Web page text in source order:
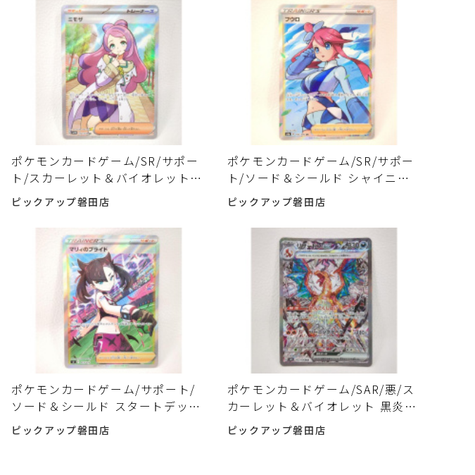
ポケモンカードゲーム/SR/サポー
ト/スカーレット＆バイオレット
バイオレットex 100/078[SR]:ミ
モザ 入荷しました♪
ピックアップ磐田店
ポケモンカードゲーム/SR/サポー
ト/ソード＆シールド シャイニー
スターV 195/190[SR]:フウロ 入
荷しました♪
ピックアップ磐田店
ポケモンカードゲーム/サポート/
ソード＆シールド スタートデッキ
100 419/414:マリィのプライド
入荷しました♪
ピックアップ磐田店
ポケモンカードゲーム/SAR/悪/ス
カーレット＆バイオレット 黒炎の
支配者 134/108[SAR]:リザードン
ex 入荷しました♪
ピックアップ磐田店